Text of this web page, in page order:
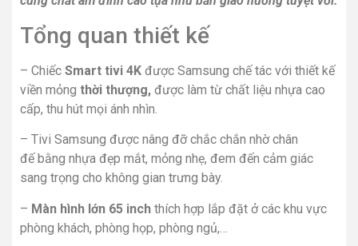
Tổng quan thiết kế
– Chiếc Smart tivi 4K được Samsung chế tác với thiết kế
viền mỏng thời thượng, được làm từ chất liệu nhựa cao
cấp, thu hút mọi ánh nhìn.
– Tivi Samsung được nâng đỡ chắc chắn nhờ chân
đế bằng nhựa đẹp mắt, mỏng nhẹ, đem đến cảm giác
sang trọng cho không gian trưng bày.
– Màn hình lớn 65 inch thích hợp lắp đặt ở các khu vực
phòng khách, phòng họp, phòng ngủ,…